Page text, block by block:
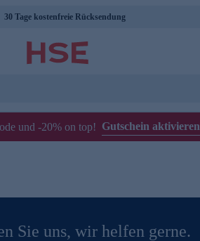
30 Tage kostenfreie Rücksendung
und -20% on top! Gutschein aktivieren
Sie uns, wir helfen gerne.